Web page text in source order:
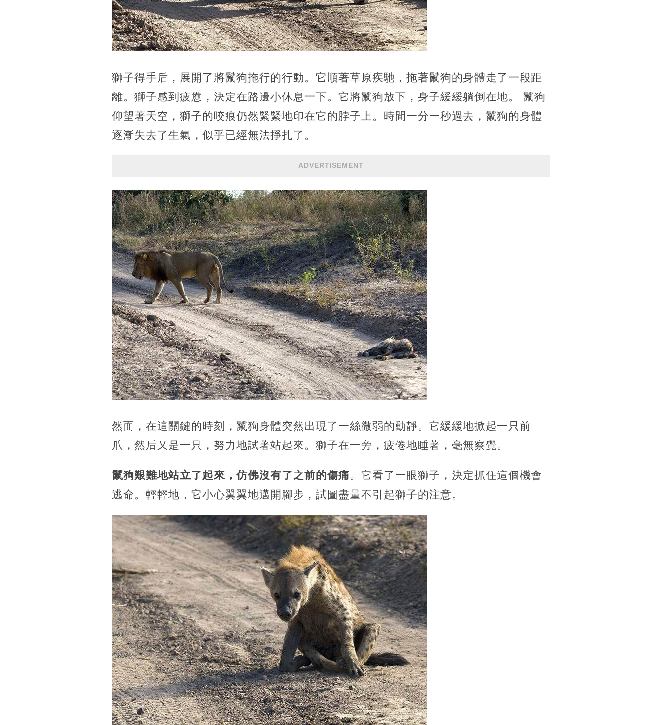
獅子得手后，展開了將鬣狗拖行的行動。它順著草原疾馳，拖著鬣狗的身體走了一段距
離。獅子感到疲憊，決定在路邊小休息一下。它將鬣狗放下，身子緩緩躺倒在地。 鬣狗
仰望著天空，獅子的咬痕仍然緊緊地印在它的脖子上。時間一分一秒過去，鬣狗的身體
逐漸失去了生氣，似乎已經無法掙扎了。
ADVERTISEMENT
然而，在這關鍵的時刻，鬣狗身體突然出現了一絲微弱的動靜。它緩緩地掀起一只前
爪，然后又是一只，努力地試著站起來。獅子在一旁，疲倦地睡著，毫無察覺。
鬣狗艱難地站立了起來，仿佛沒有了之前的傷痛。它看了一眼獅子，決定抓住這個機會
逃命。輕輕地，它小心翼翼地邁開腳步，試圖盡量不引起獅子的注意。